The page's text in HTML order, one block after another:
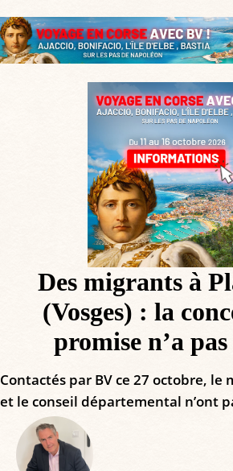
Des migrants à
(Vosges) : la
promise n’a
Contactés par BV ce 27 octobre, le
et le conseil départemental n’ont